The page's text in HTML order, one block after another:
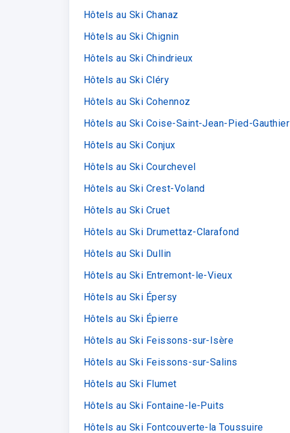
Hôtels au Ski Chanaz
Hôtels au Ski Chignin
Hôtels au Ski Chindrieux
Hôtels au Ski Cléry
Hôtels au Ski Cohennoz
Hôtels au Ski Coise-Saint-Jean-Pied-Gauthier
Hôtels au Ski Conjux
Hôtels au Ski Courchevel
Hôtels au Ski Crest-Voland
Hôtels au Ski Cruet
Hôtels au Ski Drumettaz-Clarafond
Hôtels au Ski Dullin
Hôtels au Ski Entremont-le-Vieux
Hôtels au Ski Épersy
Hôtels au Ski Épierre
Hôtels au Ski Feissons-sur-Isère
Hôtels au Ski Feissons-sur-Salins
Hôtels au Ski Flumet
Hôtels au Ski Fontaine-le-Puits
Hôtels au Ski Fontcouverte-la Toussuire